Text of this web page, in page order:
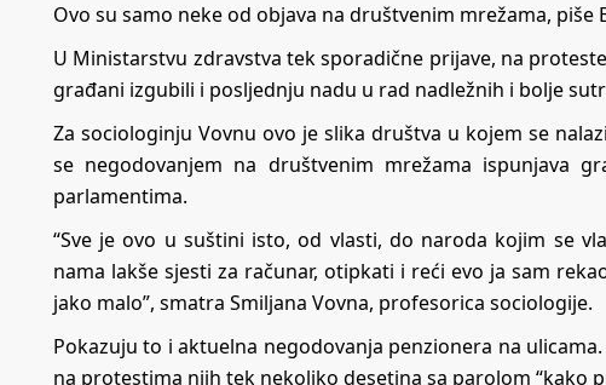
Ovo su samo neke od objava na društvenim mrežama, piše
U Ministarstvu zdravstva tek sporadične prijave, na
građani izgubili i posljednju nadu u rad nadležnih i bolje
Za sociologinju Vovnu ovo je slika društva u kojem se
se negodovanjem na društvenim mrežama ispunjava
parlamentima.
“Sve je ovo u suštini isto, od vlasti, do naroda kojim se
nama lakše sjesti za računar, otipkati i reći evo ja sam
jako malo”, smatra Smiljana Vovna, profesorica sociologije.
Pokazuju to i aktuelna negodovanja penzionera na
na protestima njih tek nekoliko desetina sa parolom “kako